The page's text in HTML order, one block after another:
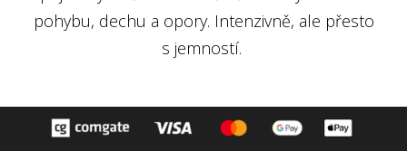
pohybu, dechu a opory. Intenzivně, ale přesto
s jemností.